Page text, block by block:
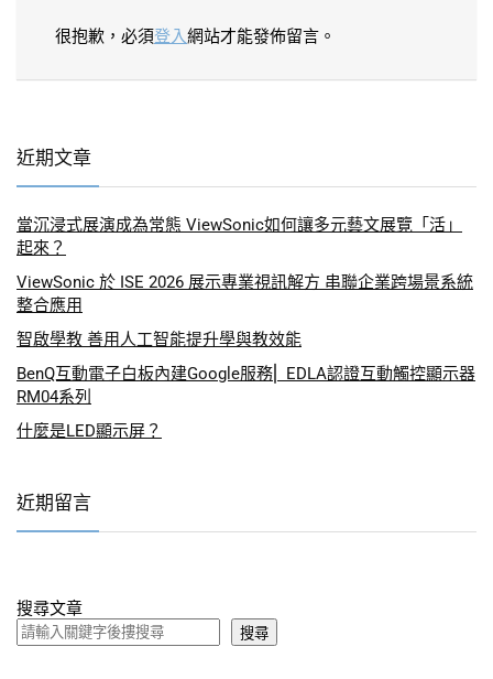
很抱歉，必須登入網站才能發佈留言。
近期文章
當沉浸式展演成為常態 ViewSonic如何讓多元藝文展覽「活」
起來？
ViewSonic 於 ISE 2026 展示專業視訊解方 串聯企業跨場景系統
整合應用
智啟學教 善用人工智能提升學與教效能
BenQ互動電子白板內建Google服務⎜ EDLA認證互動觸控顯示器
RM04系列
什麼是LED顯示屏？
近期留言
搜尋文章
搜尋